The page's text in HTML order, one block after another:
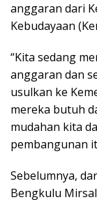
anggaran dari
Kebudayaan
“Kita sedang
anggaran dan
usulkan ke
mereka butuh
mudahan kita
pembangunan
Sebelumnya,
Bengkulu